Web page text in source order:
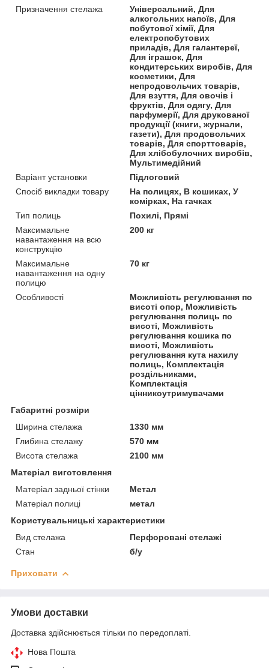
Призначення стелажа
Універсальний, Для
алкогольних напоїв, Для
побутової хімії, Для
електропобутових
приладів, Для галантереї,
Для іграшок, Для
кондитерських виробів, Для
косметики, Для
непродовольчих товарів,
Для взуття, Для овочів і
фруктів, Для одягу, Для
парфумерії, Для друкованої
продукції (книги, журнали,
газети), Для продовольчих
товарів, Для спорттоварів,
Для хлібобулочних виробів,
Мультимедійний
Варіант установки
Підлоговий
Спосіб викладки товару
На полицях, В кошиках, У
комірках, На гачках
Тип полиць
Похилі, Прямі
Максимальне
навантаження на всю
конструкцію
200 кг
Максимальне
навантаження на одну
полицю
70 кг
Особливості
Можливість регулювання по
висоті опор, Можливість
регулювання полиць по
висоті, Можливість
регулювання кошика по
висоті, Можливість
регулювання кута нахилу
полиць, Комплектація
роздільниками,
Комплектація
цінникоутримувачами
Габаритні розміри
Ширина стелажа
1330 мм
Глибина стелажу
570 мм
Висота стелажа
2100 мм
Матеріал виготовлення
Матеріал задньої стінки
Метал
Матеріал полиці
метал
Користувальницькі характеристики
Вид стелажа
Перфоровані стелажі
Стан
б/у
Приховати
Умови доставки
Доставка здійснюється тільки по передоплаті.
Нова Пошта